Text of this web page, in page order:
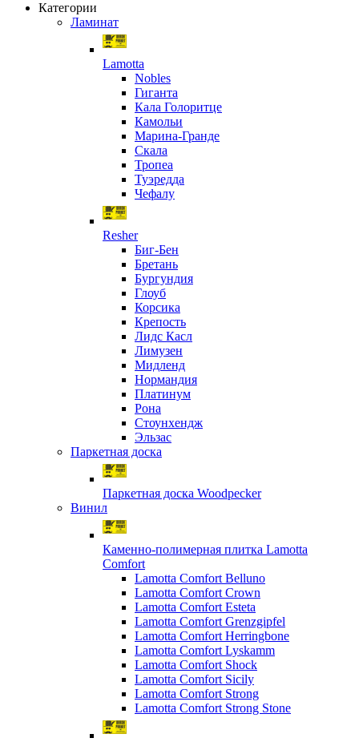
Категории
Ламинат
Lamotta
Nobles
Гиганта
Кала Голоритце
Камольи
Марина-Гранде
Скала
Тропеа
Туэредда
Чефалу
Resher
Биг-Бен
Бретань
Бургундия
Глоуб
Корсика
Крепость
Лидс Касл
Лимузен
Мидленд
Нормандия
Платинум
Рона
Стоунхендж
Эльзас
Паркетная доска
Паркетная доска Woodpecker
Винил
Каменно-полимерная плитка Lamotta
Comfort
Lamotta Comfort Belluno
Lamotta Comfort Crown
Lamotta Comfort Esteta
Lamotta Comfort Grenzgipfel
Lamotta Comfort Herringbone
Lamotta Comfort Lyskamm
Lamotta Comfort Shock
Lamotta Comfort Sicily
Lamotta Comfort Strong
Lamotta Comfort Strong Stone